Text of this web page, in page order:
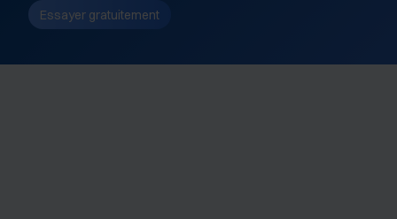
Essayer gratuitement